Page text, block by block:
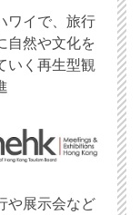
ワイで、旅行
自然や文化を
いく再生型観
や展示会など